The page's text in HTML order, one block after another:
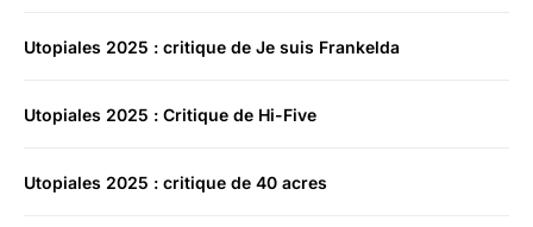
Utopiales 2025 : critique de Je suis Frankelda
Utopiales 2025 : Critique de Hi-Five
Utopiales 2025 : critique de 40 acres